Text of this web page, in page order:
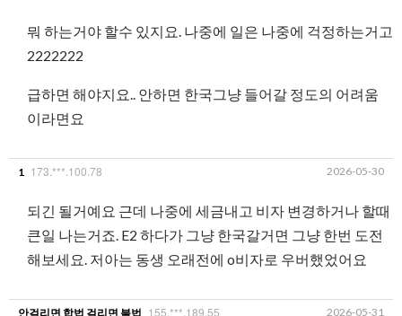
뭐 하는거야 할수 있지요. 나중에 일은 나중에 걱정하는거고
2222222
급하면 해야지요.. 안하면 한국그냥 들어갈 정도의 어려움
이라면요
1 173.***.100.78 2026-05-30
되긴 될거예요 근데 나중에 세금내고 비자 변경하거나 할때
큰일 나는거죠. E2 하다가 그냥 한국갈거면 그냥 한번 도전
해보세요. 저아는 동생 오래전에 o비자로 우버했었어요
안걸리면 합법 걸리면 불법 155.***.189.55 2026-05-31